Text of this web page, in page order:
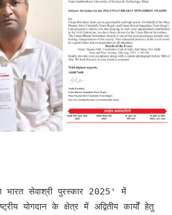
सेवाश्री पुरस्कार 2025' में
योगदान के क्षेत्र में अद्वितीय कार्यों हेतु